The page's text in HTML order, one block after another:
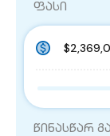
ფასი
წინასწარ